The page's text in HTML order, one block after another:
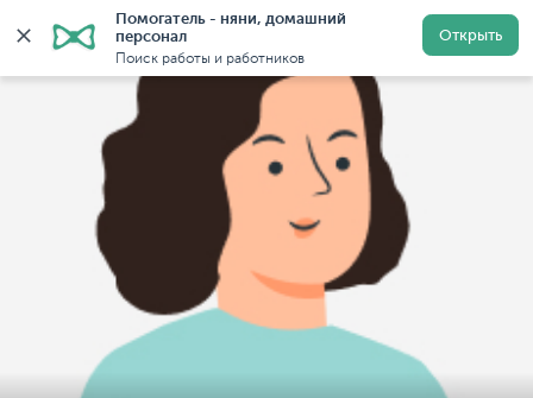
Помогатель - няни, домашний
персонал
Поиск работы и работников
Открыть
Главная Няни Няни в Московской области Няни